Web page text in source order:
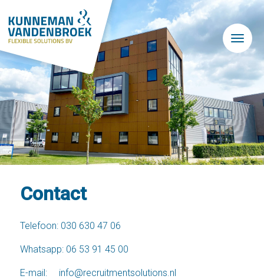
Contact
Telefoon: 030 630 47 06
Whatsapp: 06 53 91 45 00
E-mail: info@recruitmentsolutions.nl